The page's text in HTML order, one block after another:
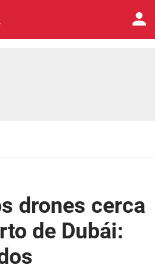
drones cerca
de Dubái: